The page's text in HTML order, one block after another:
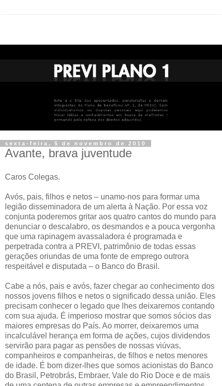
sexta-feira, 5 de novembro de 2010
Avante, brava juventude
Caros Colegas.
Avós, pais, filhos e netos – unamo-nos para formar uma
legião disseminadora de um alerta à Nação. Por essa voz
conjunta poderemos gritar aos quatro cantos do mundo para
denunciar o descalabro, os desmandos e a pouca vergonha
que uma rapinagem avassaladora é programada e
perpetrada contra a PREVI, patrimônio de todas essas
gerações oriundas de uma fonte de emprego outrora
respeitável e disputada – o Banco do Brasil.
Cabe a nós, pais e avós, fazer chegar ao conhecimento dos
nossos jovens filhos e netos o significado dessa união. Eles
precisam conhecer o legado que lhes deixaremos contando
com sua ajuda. É imperioso mostrar que somos sócios das
maiores empresas do País. Ao morrer, deixaremos uma
incalculável herança em forma de ações, cujos dividendos
servirão para pagar as pensões de nossas viúvas,
companheiros e companheiras, de filhos e netos menores
de idade. É bom dizer-lhes que somos acionistas do Banco
do Brasil, Petrobrás, Embraer, Vale do Rio Doce e de mais